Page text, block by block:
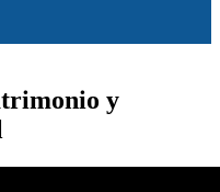
y